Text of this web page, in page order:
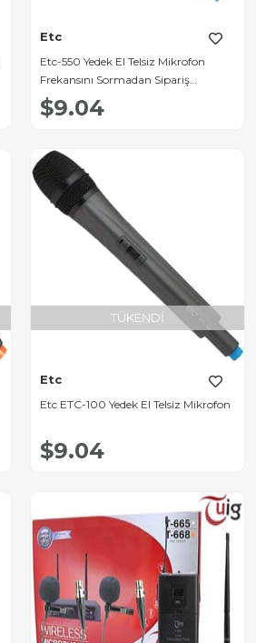
Etc
Etc-550 Yedek El Telsiz Mikrofon
Frekansını Sormadan Sipariş
Yazmayın]
$9.04
TÜKENDI
Etc
Etc ETC-100 Yedek El Telsiz Mikrofon
$9.04